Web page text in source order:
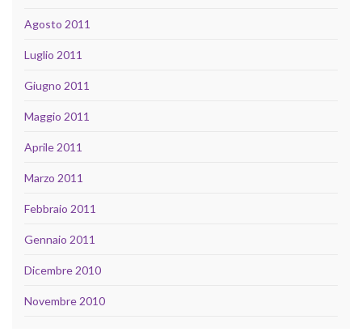
Agosto 2011
Luglio 2011
Giugno 2011
Maggio 2011
Aprile 2011
Marzo 2011
Febbraio 2011
Gennaio 2011
Dicembre 2010
Novembre 2010